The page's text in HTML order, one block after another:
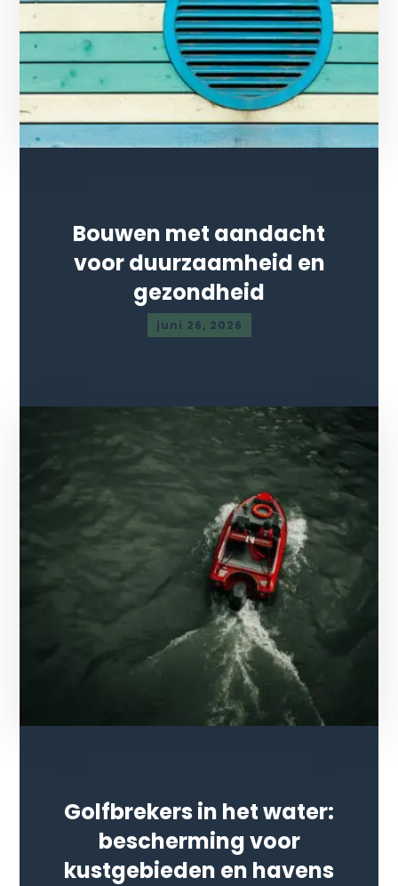
Bouwen met aandacht
voor duurzaamheid en
gezondheid
juni 26, 2026
Golfbrekers in het water:
bescherming voor
kustgebieden en havens